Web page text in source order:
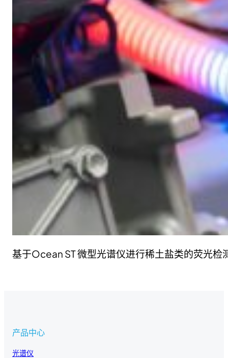
基于Ocean ST 微型光谱仪进行稀土盐类的荧光检
产品中心
光谱仪